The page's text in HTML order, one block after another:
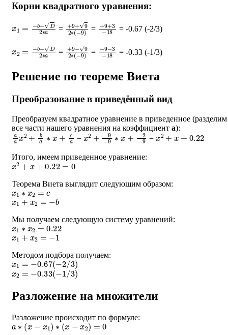
Корни квадратного уравнения:
+ D2∗ = + 9+ 92 − 9 )
= + 9 +3 18
= -0.67 (-2/3)
b−D2∗ = +9−92 −9)
= +9−3 18
= -0.33 (-1/3)
Решение по теореме Виета
Преобразование в приведённый вид
Преобразуем квадратное уравнение в приведенное (разделим
все части нашего уравнения на коэффициент a):
aax2+ba∗x+ca = x2+−9−9∗x+
−2−9 =x2+ x+ 0.22
Итого, имеем приведенное уравнение:
x2+x+ 0.22=0
Теорема Виета выглядит следующим образом:
x1∗x2= c
x1 + x2 =− b
Мы получаем следующую систему уравнений:
x1∗x2=0.22
x1 + x2 =− 1
Методом подбора получаем:
x1=−0.67(−2/3)
x2 =− 0.33(−1 3)
Разложение на множители
Разложение происходит по формуле:
a ∗(x−x1)∗ (x−x2)=0